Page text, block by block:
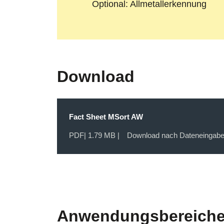
Optional: Allmetallerkennung
Download
Fact Sheet MSort AW
PDF| 1.79 MB | Download nach Dateneingabe